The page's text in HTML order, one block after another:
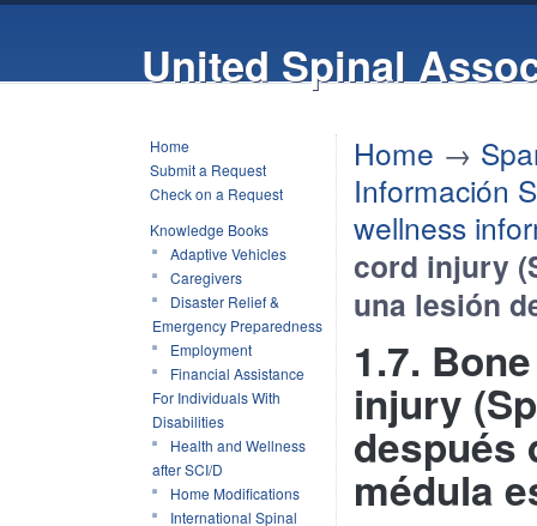
United Spinal
Home
Submit a Request
Check on a Request
Knowledge Books
Adaptive Vehicles
Caregivers
Disaster Relief &
Emergency Preparedness
Employment
Financial Assistance
For Individuals With
Disabilities
Health and Wellness
after SCI/D
Home Modifications
International Spinal
Home →
Información
wellness
cord injury
una lesión
1.7.
injury
después
médula